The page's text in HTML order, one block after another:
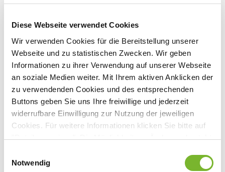
Diese Webseite verwendet Cookies
Wir verwenden Cookies für die Bereitstellung unserer
Webseite und zu statistischen Zwecken. Wir geben
Informationen zu ihrer Verwendung auf unserer Webseite
an soziale Medien weiter. Mit Ihrem aktiven Anklicken der
zu verwendenden Cookies und des entsprechenden
Buttons geben Sie uns Ihre freiwillige und jederzeit
widerrufbare Einwilligung zur Nutzung der jeweiligen
Cookies. Für weitere Informationen klicken Sie bitte auf
"Details anzeigen". Die Möglichkeit zur Änderung besteht
Datenschutzerklärung
Notwendig
Klinikum Essen Mitte, Ev. Huyssens-
Konferenzraum der Psychiartie
Henricistr. 92, 45136 Essen
Anbieter:
Frau Caliskan